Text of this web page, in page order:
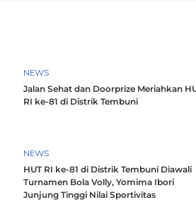
NEWS
Jalan Sehat dan Doorprize Meriahkan
RI ke-81 di Distrik Tembuni
NEWS
HUT RI ke-81 di Distrik Tembuni Diawali
Turnamen Bola Volly, Yomima Ibori
Junjung Tinggi Nilai Sportivitas